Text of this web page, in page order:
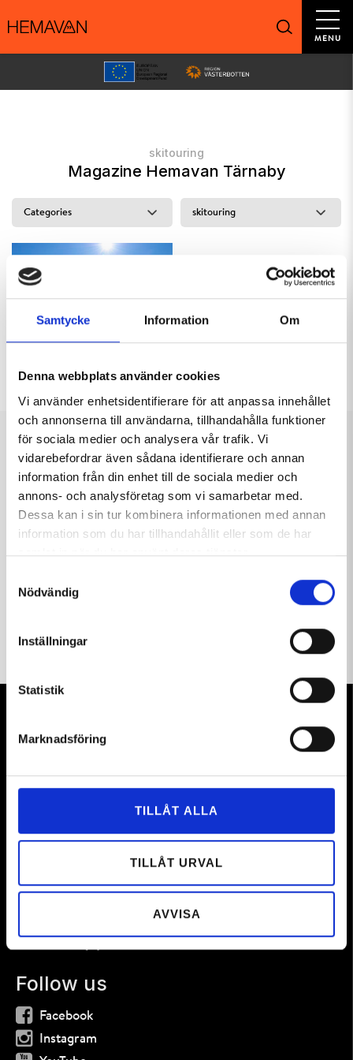
Samtycke Information Om
Denna webbplats använder cookies
Vi använder enhetsidentifierare för att anpassa innehållet
och annonserna till användarna, tillhandahålla funktioner
för sociala medier och analysera vår trafik. Vi
vidarebefordrar även sådana identifierare och annan
information från din enhet till de sociala medier och
annons- och analysföretag som vi samarbetar med.
Dessa kan i sin tur kombinera informationen med annan
information som du har tillhandahållit eller som de har
samlat in när du har använt deras tjänster.
Nödvändig
Inställningar
Statistik
Marknadsföring
TILLÅT ALLA
TILLÅT URVAL
AVVISA
MENU
skitouring
Magazine Hemavan Tärnaby
Alpine tours in a different
About Us
Hemavan Tärnaby Magazine is published by
Hemavan Tärnaby AB
, and produced by
Innovation
Marianne Lindgren, Visit Hemavan Tärnaby, editor.
Booking
Centrumvägen 1, 925 93 Hemavan
+46(0)954-301 50
Hemavan Tärnaby Tourist informationand the DMO
Visit Hemavan Tärnaby AB
Phone:+46(0)954-104 50
Follow us
Facebook
Instagram